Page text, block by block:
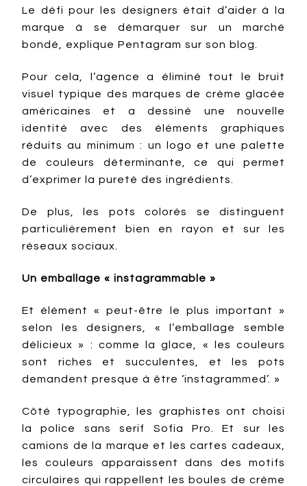
Le défi pour les designers était d’aider à la
marque à se démarquer sur un marché
bondé, explique Pentagram sur son blog.
Pour cela, l’agence a éliminé tout le bruit
visuel typique des marques de crème glacée
américaines et a dessiné une nouvelle
identité avec des éléments graphiques
réduits au minimum : un logo et une palette
de couleurs déterminante, ce qui permet
d’exprimer la pureté des ingrédients.
De plus, les pots colorés se distinguent
particulièrement bien en rayon et sur les
réseaux sociaux.
Un emballage « instagrammable »
Et élément « peut-être le plus important »
selon les designers, « l’emballage semble
délicieux » : comme la glace, « les couleurs
sont riches et succulentes, et les pots
demandent presque à être ‘instagrammed’. »
Côté typographie, les graphistes ont choisi
la police sans serif Sofia Pro. Et sur les
camions de la marque et les cartes cadeaux,
les couleurs apparaissent dans des motifs
circulaires qui rappellent les boules de crème